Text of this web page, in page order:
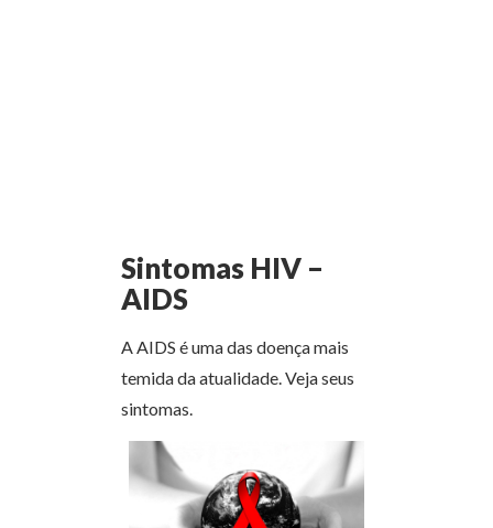
Sintomas HIV –
AIDS
A AIDS é uma das doença mais
temida da atualidade. Veja seus
sintomas.